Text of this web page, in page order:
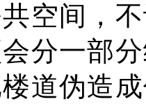
共空间，
分一部
道伪造